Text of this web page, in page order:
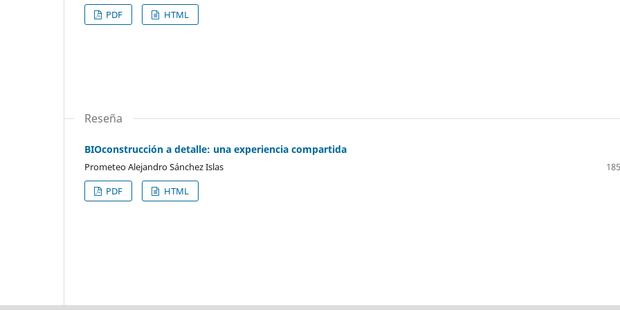
PDF HTML
Reseña
BIOconstrucción a detalle: una experiencia compartida
Prometeo Alejandro Sánchez Islas
PDF
HTML